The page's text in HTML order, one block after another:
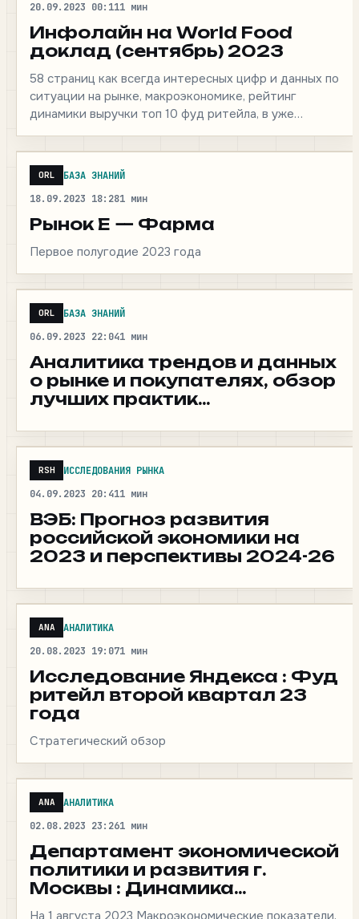
20.09.2023 00:111 мин
Инфолайн на World Food
доклад (сентябрь) 2023
58 страниц как всегда интересных цифр и данных по
ситуации на рынке, макроэкономике, рейтинг
динамики выручки топ 10 фуд ритейла, в уже…
ORL
БАЗА ЗНАНИЙ
18.09.2023 18:281 мин
Рынок Е — Фарма
Первое полугодие 2023 года
ORL
БАЗА ЗНАНИЙ
06.09.2023 22:041 мин
Аналитика трендов и данных
о рынке и покупателях, обзор
лучших практик
ритейле от компании ANTRO.
RSH
ИССЛЕДОВАНИЯ РЫНКА
04.09.2023 20:411 мин
ВЭБ: Прогноз развития
российской экономики на
2023 и перспективы 2024-26
ANA
АНАЛИТИКА
20.08.2023 19:071 мин
Исследование Яндекса : Фуд
ритейл второй квартал 23
года
Стратегический обзор
ANA
АНАЛИТИКА
02.08.2023 23:261 мин
Департамент экономической
политики и развития г.
Москвы : Динамика
показателей экономической